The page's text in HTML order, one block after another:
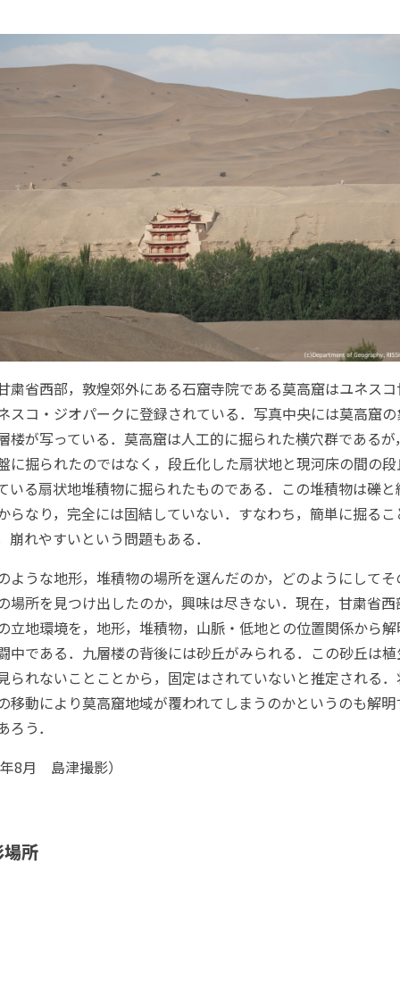
粛省西部，敦煌郊外にある石窟寺院である莫高窟はユネス
スコ・ジオパークに登録されている．写真中央には莫高窟
楼が写っている．莫高窟は人工的に掘られた横穴群であるが
に掘られたのではなく，段丘化した扇状地と現河床の間の
いる扇状地堆積物に掘られたものである．この堆積物は礫
らなり，完全には固結していない．すなわち，簡単に掘る
崩れやすいという問題もある．
ような地形，堆積物の場所を選んだのか，どのようにして
場所を見つけ出したのか，興味は尽きない．現在，甘粛省
立地環境を，地形，堆積物，山脈・低地との位置関係から
中である．九層楼の背後には砂丘がみられる．この砂丘は
られないことことから，固定はされていないと推定される
移動により莫高窟地域が覆われてしまうのかというのも解明
ろう．
8月 島津撮影）
所